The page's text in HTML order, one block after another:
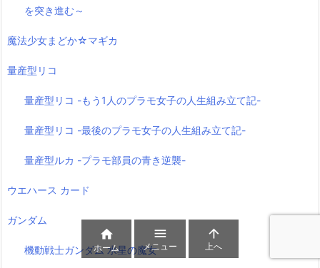
を突き進む～
魔法少女まどか☆マギカ
量産型リコ
量産型リコ -もう1人のプラモ女子の人生組み立て記-
量産型リコ -最後のプラモ女子の人生組み立て記-
量産型ルカ -プラモ部員の青き逆襲-
ウエハース カード
ガンダム
機動戦士ガンダム 水星の魔女

ホーム

メニュー

上へ